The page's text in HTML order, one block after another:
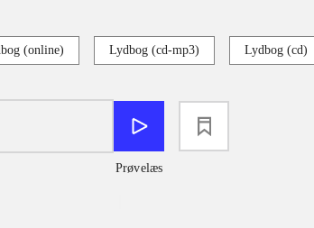
(online) Lydbog (cd-mp3) Lydbog (cd)
Prøvelæs